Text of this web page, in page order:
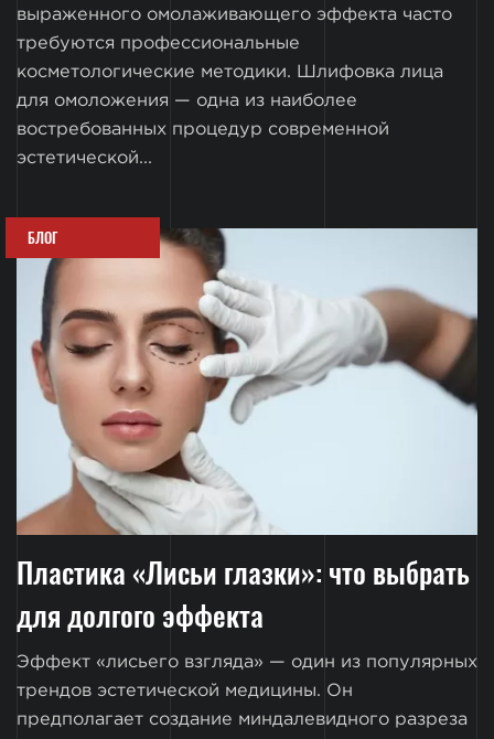
выраженного омолаживающего эффекта часто
требуются профессиональные
косметологические методики. Шлифовка лица
для омоложения — одна из наиболее
востребованных процедур современной
эстетической...
БЛОГ
Пластика «Лисьи глазки»: что выбрать
для долгого эффекта
Эффект «лисьего взгляда» — один из популярных
трендов эстетической медицины. Он
предполагает создание миндалевидного разреза